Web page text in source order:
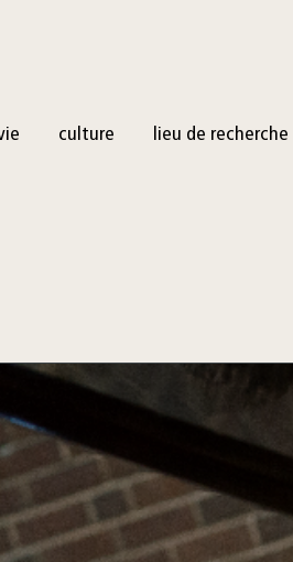
culture lieu de recherche